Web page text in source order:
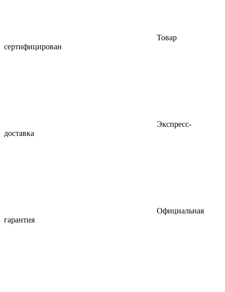
Товар
сертифицирован
Экспресс-
доставка
Официальная
гарантия